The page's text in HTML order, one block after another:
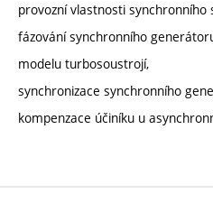
provozní vlastnosti synchronního
fázování synchronního
modelu turbosoustrojí,
synchronizace synchronního
kompenzace účiníku u